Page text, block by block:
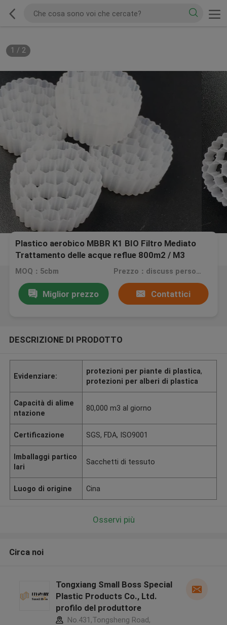
1 / 2
Plastico aerobico MBBR K1 BIO Filtro Mediato
Trattamento delle acque reflue 800m2 / M3
Portatore galleggiante
MOQ：5cbm Prezzo：discuss personally
Miglior prezzo Contattici
DESCRIZIONE DI PRODOTTO
Evidenziare:
protezioni per piante di plastica,
protezioni per alberi di plastica
Capacità di alime
ntazione
80,000 m3 al giorno
Certificazione SGS, FDA, ISO9001
Imballaggi partico
lari
Sacchetti di tessuto
Luogo di origine Cina
Osservi più
Circa noi
Tongxiang Small Boss Special
Plastic Products Co., Ltd.
profilo del produttore
No.431,Tongsheng Road,